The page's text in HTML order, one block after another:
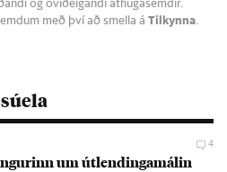
með því að smella á Tilkynna
4
um út­lend­inga­mál­in